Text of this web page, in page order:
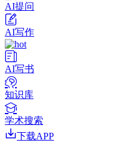
AI提问
AI写作
AI写书
知识库
学术搜索
下载APP